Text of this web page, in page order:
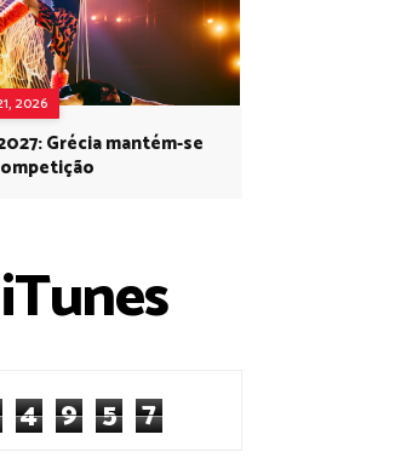
2026
Grécia mantém-se
4 9 5 7